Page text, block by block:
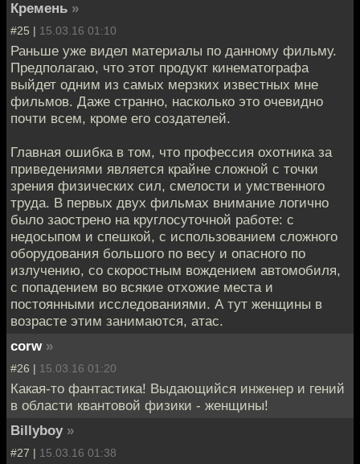
Кремень »
#25 | 15.03.16 01:10
Раньше уже видел материалы по данному фильму.
Предполагаю, что этот продукт кинематографа
выйдет одним из самых мерзких известных мне
фильмов. Даже странно, насколько это очевидно
почти всем, кроме его создателей.
Главная ошибка в том, что профессия охотника за
приведениями является крайне сложной с точки
зрения физических сил, смелости и умственного
труда. В первых двух фильмах внимание логично
было заострено на круглосуточной работе: с
недосыпом и спешкой, с использованием сложного
оборудования большого по весу и опасного по
излучению, со скоростным вождением автомобиля,
с попадением во всякие отхожие места и
постоянными исследованиями. А тут женщины в
возрасте этим занимаются, атас.
corw »
#26 | 15.03.16 01:20
Какая-то фантастика! Выдающийся инженер и гений
в области квантовой физики - женщины!
Billyboy »
#27 | 15.03.16 01:38